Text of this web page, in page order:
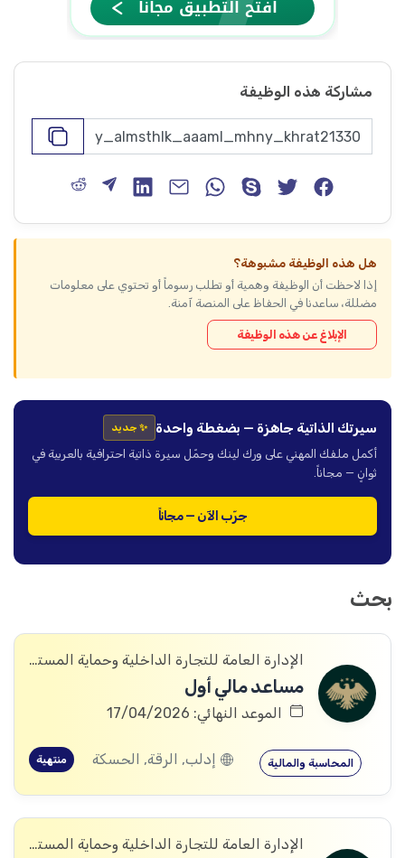
مشاركة هذه الوظيفة
هل هذه الوظيفة مشبوهة؟
إذا لاحظت أن الوظيفة وهمية أو تطلب رسوماً أو تحتوي على معلومات
مضللة، ساعدنا في الحفاظ على المنصة آمنة.
الإبلاغ عن هذه الوظيفة
سيرتك الذاتية جاهزة — بضغطة واحدة ✨ جديد
أكمل ملفك المهني على ورك لينك وحمّل سيرة ذاتية احترافية بالعربية في
ثوانٍ — مجاناً.
جرّب الآن — مجاناً
بحث
الإدارة العامة للتجارة الداخلية وحماية المستهلك
مساعد مالي أول
الموعد النهائي: 17/04/2026
المحاسبة والمالية إدلب, الرقة, الحسكة منتهية
الإدارة العامة للتجارة الداخلية وحماية المستهلك